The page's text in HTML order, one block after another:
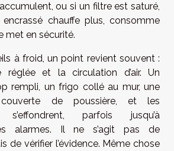
ou si un filtre est saturé,
chauffe plus, consomme
met en sécurité.
à froid, un point revient souvent :
réglée et la circulation d’air. Un
rempli, un frigo collé au mur, une
de poussière, et les
s’effondrent, parfois jusqu’à
alarmes. Il ne s’agit pas de
de vérifier l’évidence. Même chose